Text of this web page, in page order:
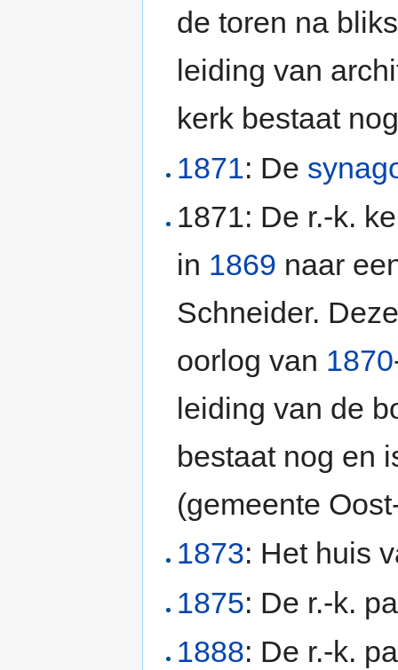
de toren na
leiding van
kerk bestaat
1871: De
1871: De r.-k.
in 1869 naar
Schneider.
oorlog van 1870
leiding van de
bestaat nog en
(gemeente
1873: Het huis
1875: De r.-k.
1888: De r.-k.